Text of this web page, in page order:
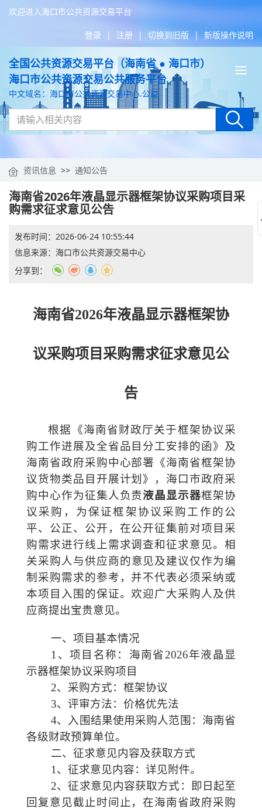
欢迎进入海口市公共资源交易平台
登录 | 注册 | 切换到旧版 | 新版操作说明
全国公共资源交易平台（海南省 ● 海口市）
海口市公共资源交易公共服务平台
中文域名：海口市公共资源交易中心.公益
资讯信息 >> 通知公告
海南省2026年液晶显示器框架协议采购项目采
购需求征求意见公告
发布时间： 2026-06-24 10:55:44
信息来源： 海口市公共资源交易中心
分享到：
海南省2026年液晶显示器框架协
议采购项目采购需求征求意见公
告
根据《海南省财政厅关于框架协议采
购工作进展及全省品目分工安排的函》及
海南省政府采购中心部署《海南省框架协
议货物类品目开展计划》，海口市政府采
购中心作为征集人负责液晶显示器框架协
议采购， 为保证框架协议采购工作的公
平、公正、 公开， 在公开征集前对项目 采
购需求进行线上需求调查和征求意见。相
关采购人与供应商的意见及建议仅作为编
制采购需求的参考，并不代表必须采纳或
本项目入围的保证。 欢迎广大采购人及供
应商提出宝贵意见。
一、项目基本情况
1、项目名称：海南省2026年液晶显
示器框架协议采购项目
2、采购方式：框架协议
3、评审方法：价格优先法
4、
入围结果使用采购人范围：海南省
各级财政预算单位。
二、征求意见内容及获取方式
1、征求意见内容：详见附件。
2、征求意见内容获取方式 ：即日起至
回复意见截止时间止，在海南省政府采购